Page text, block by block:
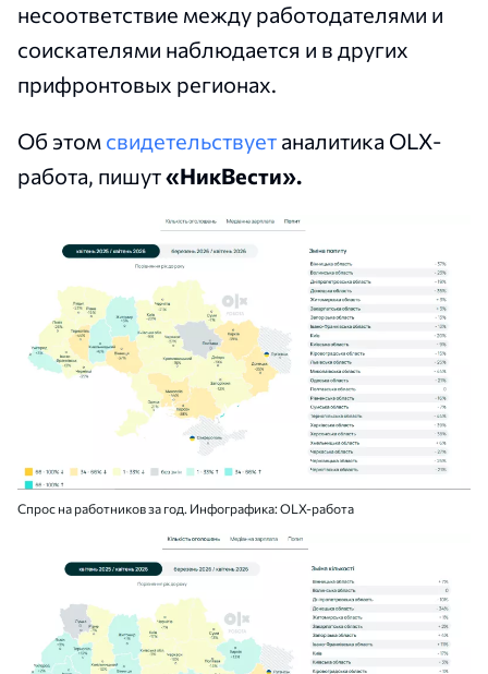
несоответствие между работодателями и
соискателями наблюдается и в других
прифронтовых регионах.
Об этом свидетельствует аналитика OLX-
работа, пишут«НикВести».
Спрос на работников за год. Инфографика: OLX-работа